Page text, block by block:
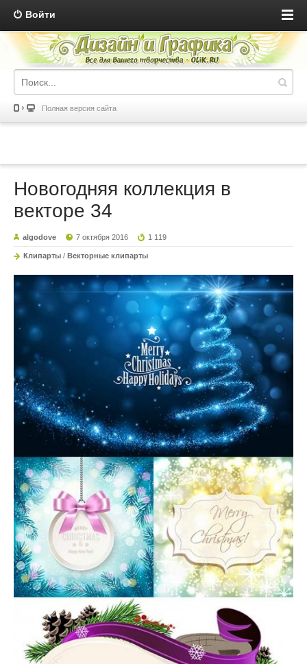
Войти
Полная версия сайта
Новогодняя коллекция в
векторе 34
algodove 7 октября 2016 1 119
Клипарты / Векторные клипарты